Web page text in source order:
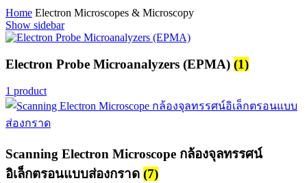
Home Electron Microscopes & Microscopy
Show sidebar
Electron Probe Microanalyzers (EPMA) (1)
1 product
Scanning Electron Microscope กล้องจุลทรรศน์
อิเล็กตรอนแบบส่องกราด (7)